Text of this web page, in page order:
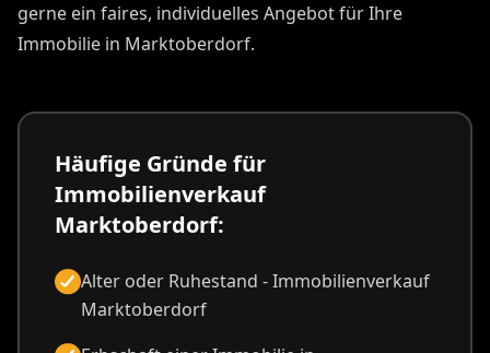
gerne ein faires, individuelles Angebot für Ihre
Immobilie in Marktoberdorf.
Häufige Gründe für
Immobilienverkauf
Marktoberdorf:
Alter oder Ruhestand - Immobilienverkauf
Marktoberdorf